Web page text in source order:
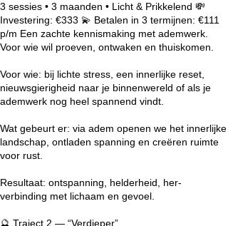
3 sessies • 3 maanden • Licht & Prikkelend 💸
Investering: €333 💫 Betalen in 3 termijnen: €111
p/m Een zachte kennismaking met ademwerk.
Voor wie wil proeven, ontwaken en thuiskomen.
Voor wie: bij lichte stress, een innerlijke reset,
nieuwsgierigheid naar je binnenwereld of als je
ademwerk nog heel spannend vindt.
Wat gebeurt er: via adem openen we het innerlijke
landschap, ontladen spanning en creëren ruimte
voor rust.
Resultaat: ontspanning, helderheid, her-
verbinding met lichaam en gevoel.
🔮 Traject 2 — “Verdieper”